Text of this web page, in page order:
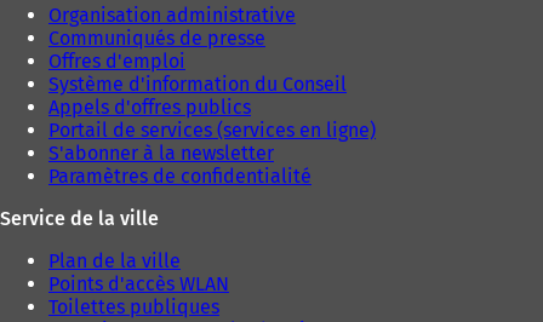
Organisation administrative
Communiqués de presse
Offres d'emploi
Système d'information du Conseil
Appels d'offres publics
Portail de services (services en ligne)
S'abonner à la newsletter
Paramètres de confidentialité
Service de la ville
Plan de la ville
Points d'accès WLAN
Toilettes publiques